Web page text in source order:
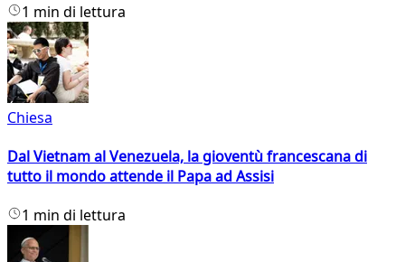
1 min di lettura
Chiesa
Dal Vietnam al Venezuela, la gioventù francescana di
tutto il mondo attende il Papa ad Assisi
1 min di lettura